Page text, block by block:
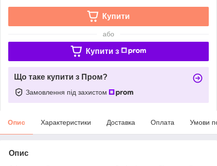
Купити
або
Купити з
Що таке купити з Пром?
Замовлення під захистом
Опис Характеристики Доставка Оплата Умови
Опис